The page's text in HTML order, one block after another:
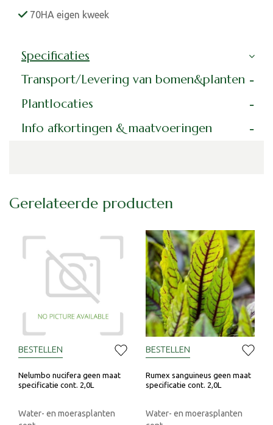
70HA eigen kweek
Specificaties
Transport/Levering van bomen&planten
Plantlocaties
Info afkortingen & maatvoeringen
Gerelateerde producten
Nelumbo nucifera geen maat
specificatie cont. 2,0L
Water- en moerasplanten
BESTELLEN
Rumex sanguineus geen maat
specificatie cont. 2,0L
Water- en moerasplanten
BESTELLEN